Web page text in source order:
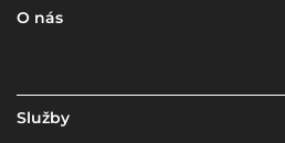
O nás
Služby